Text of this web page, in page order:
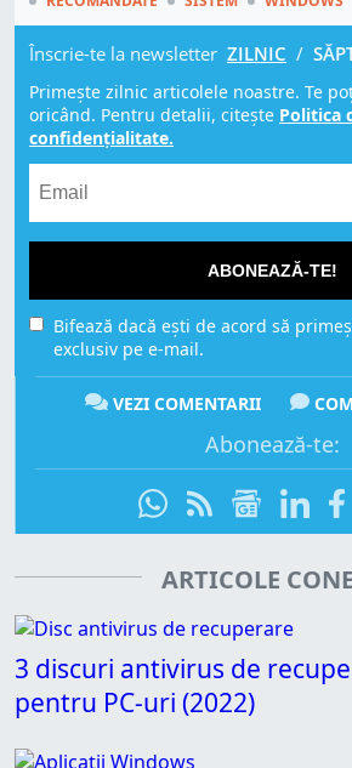
Înscrie-te la newsletter ZILNIC /
Primește zilnic articolele noastre. Te
oricând. Pentru detalii, citește Politica
confidențialitate.
ABONEAZĂ-TE!
Bifează dacă ești de acord să
exclusiv pe e-mail.
VEZI COMENTARII
Abonează-te:
ARTICOLE
3 discuri antivirus de
pentru PC-uri (2022)